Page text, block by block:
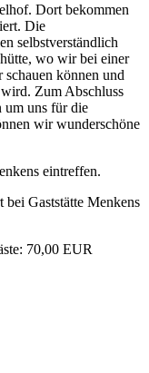
Dort bekommen
Die
selbstverständlich
wo wir bei einer
können und
Zum Abschluss
um uns für die
wir wunderschöne
eintreffen.
Gaststätte Menkens
70,00 EUR